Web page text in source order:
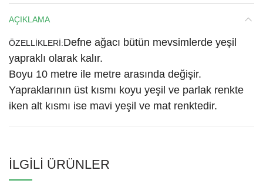
AÇIKLAMA
ÖZELLİKLERİ:Defne ağacı bütün mevsimlerde yeşil
yapraklı olarak kalır.
Boyu 10 metre ile metre arasında değişir.
Yapraklarının üst kısmı koyu yeşil ve parlak renkte
iken alt kısmı ise mavi yeşil ve mat renktedir.
İLGILI ÜRÜNLER